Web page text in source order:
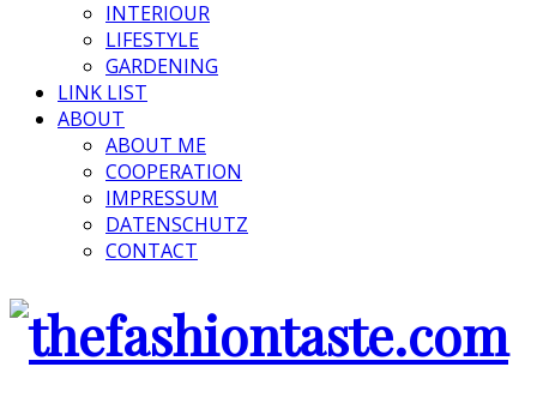
INTERIOUR
LIFESTYLE
GARDENING
LINK LIST
ABOUT
ABOUT ME
COOPERATION
IMPRESSUM
DATENSCHUTZ
CONTACT